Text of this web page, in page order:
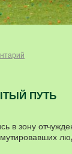
ПУТЬ
в зону